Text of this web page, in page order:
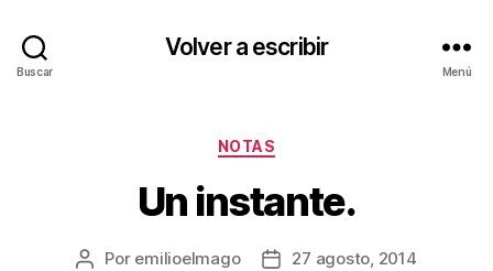
Buscar
Volver a escribir
Menú
Categorías
NOTAS
Un instante.
Autor
Por emilioelmago
Fecha27 agosto, 2014